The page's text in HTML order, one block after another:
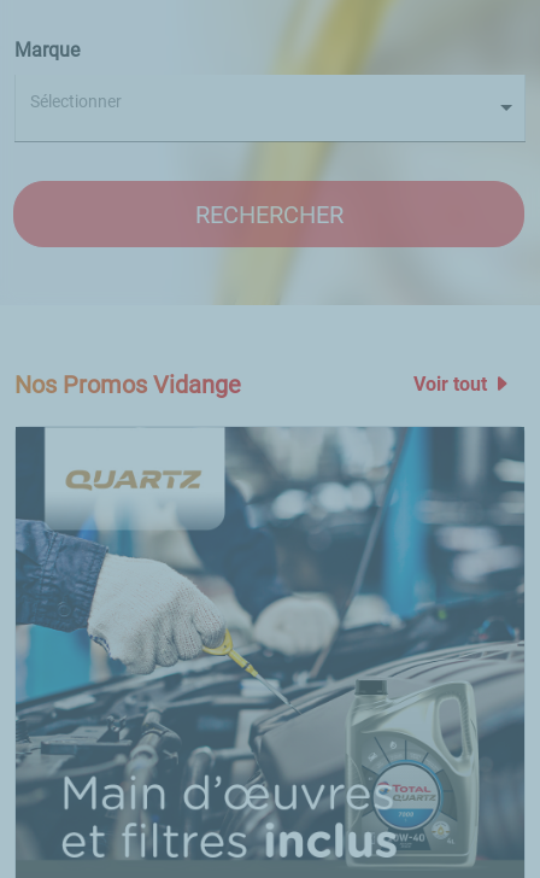
Marque
Sélectionner
RECHERCHER
Nos Promos Vidange Voir tout